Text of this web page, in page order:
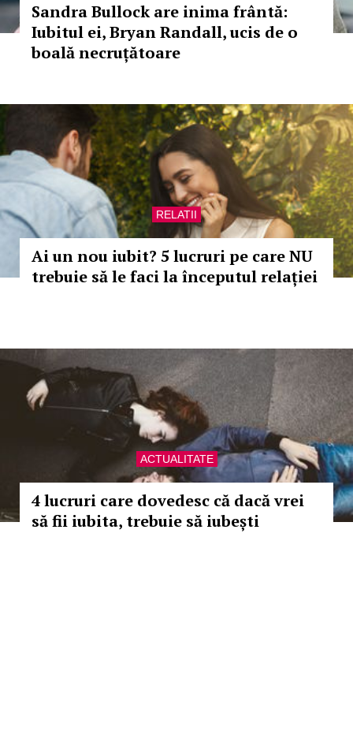
Sandra Bullock are inima frântă:
Iubitul ei, Bryan Randall, ucis de o
boală necruțătoare
RELATII
Ai un nou iubit? 5 lucruri pe care NU
trebuie să le faci la începutul relației
ACTUALITATE
4 lucruri care dovedesc că dacă vrei
să fii iubita, trebuie să iubești